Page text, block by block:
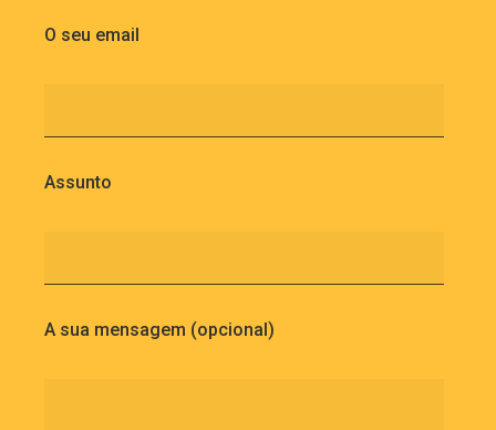
O seu email
Assunto
A sua mensagem (opcional)